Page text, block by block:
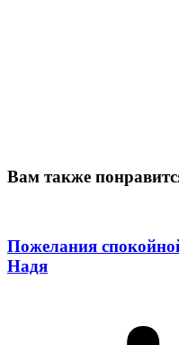
Вам также
Пожелания
Надя